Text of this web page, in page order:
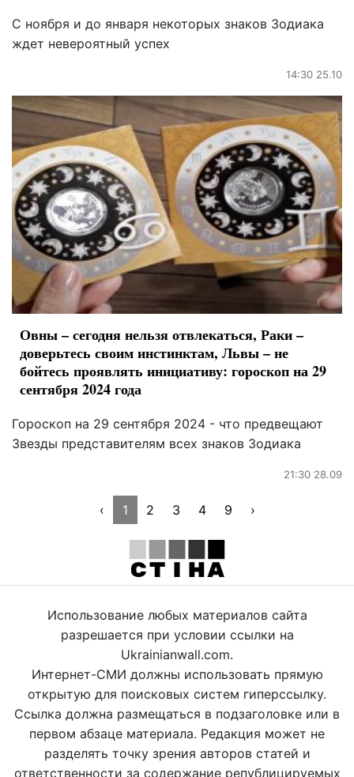
С ноября и до января некоторых знаков Зодиака
ждет невероятный успех
14:30 25.10
Овны – сегодня нельзя отвлекаться, Раки –
доверьтесь своим инстинктам, Львы – не
бойтесь проявлять инициативу: гороскоп на 29
сентября 2024 года
Гороскоп на 29 сентября 2024 - что предвещают
Звезды представителям всех знаков Зодиака
21:30 28.09
‹ 1 2 3 4 9 ›
Использование любых материалов сайта
разрешается при условии ссылки на
Ukrainianwall.com.
Интернет-СМИ должны использовать прямую
открытую для поисковых систем гиперссылку.
Ссылка должна размещаться в подзаголовке или в
первом абзаце материала. Редакция может не
разделять точку зрения авторов статей и
ответственности за содержание републицируемых